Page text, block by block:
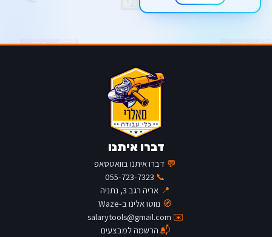
דברו איתנו
💬 דברו איתנו בוואטסאפ
📞
055-723-7323
📍 אריה רגב 3, נתניה
🧭 נווטו אלינו ב-Waze
✉️
salarytools@gmail.com
📬הרשמה למבצעים